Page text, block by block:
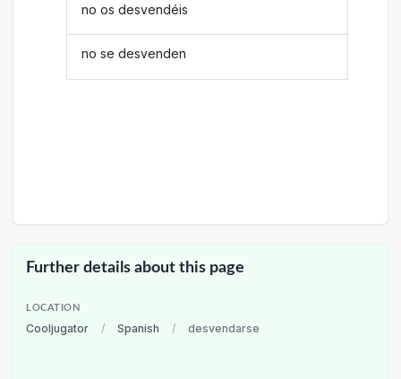
no os desvendéis
no se desvenden
Further details about this page
LOCATION
Cooljugator / Spanish / desvendarse